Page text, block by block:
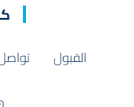
القبول